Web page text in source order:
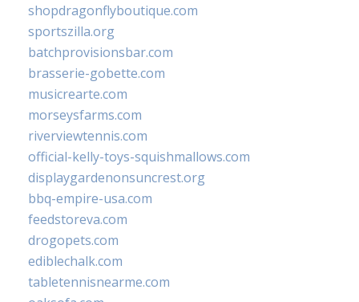
shopdragonflyboutique.com
sportszilla.org
batchprovisionsbar.com
brasserie-gobette.com
musicrearte.com
morseysfarms.com
riverviewtennis.com
official-kelly-toys-squishmallows.com
displaygardenonsuncrest.org
bbq-empire-usa.com
feedstoreva.com
drogopets.com
ediblechalk.com
tabletennisnearme.com